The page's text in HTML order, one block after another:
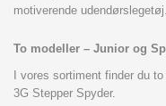
motiverende udendørslegetøj.
To modeller – Junior og
I vores sortiment finder du
3G Stepper Spyder.